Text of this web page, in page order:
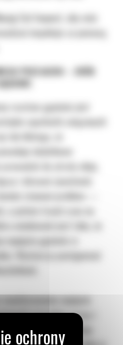
Cat Inspect , aby móc
inspekcje za pomocą
PRZEJAZDU – ZRÓB
rozstaw gąsienic jest
spycharki związanych
tak dlatego, że
dodatkowe
prowadzić do utraty oleju,
i skracać żywotność.
stanowi problem —
a potem tracić czas na
wiadomość jest taka, że
gąsienic w
Wystarczy postępować
monitorowaniu napięcia
warunków pracy i
deszcz, który powoduje